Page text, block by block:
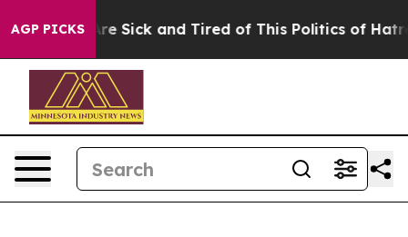
AGP PICKSAre Sick and Tired of This Politics of Hatred”